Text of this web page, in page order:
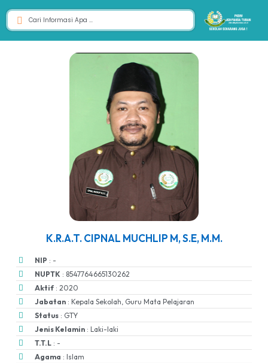
K.R.A.T. CIPNAL MUCHLIP M, S.E, M.M.
NIP : -
NUPTK : 8547764665130262
Aktif : 2020
Jabatan : Kepala Sekolah, Guru Mata Pelajaran
Status : GTY
Jenis Kelamin : Laki-laki
T.T.L : -
Agama : Islam